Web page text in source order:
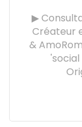
▶
Créateur
&